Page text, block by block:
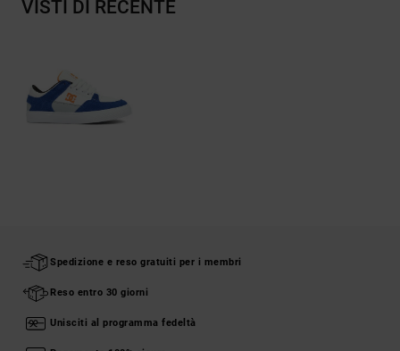
VISTI DI RECENTE
Spedizione e reso gratuiti per i membri
Reso entro 30 giorni
Unisciti al programma fedeltà